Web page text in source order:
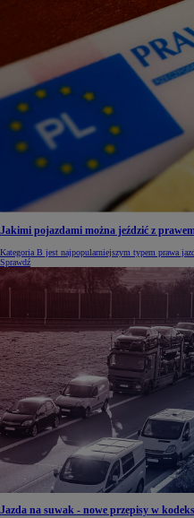
Jakimi pojazdami można jeździć z
Kategoria B jest najpopularniejszym typem prawa
Sprawdź
Jazda na suwak - nowe przepisy w